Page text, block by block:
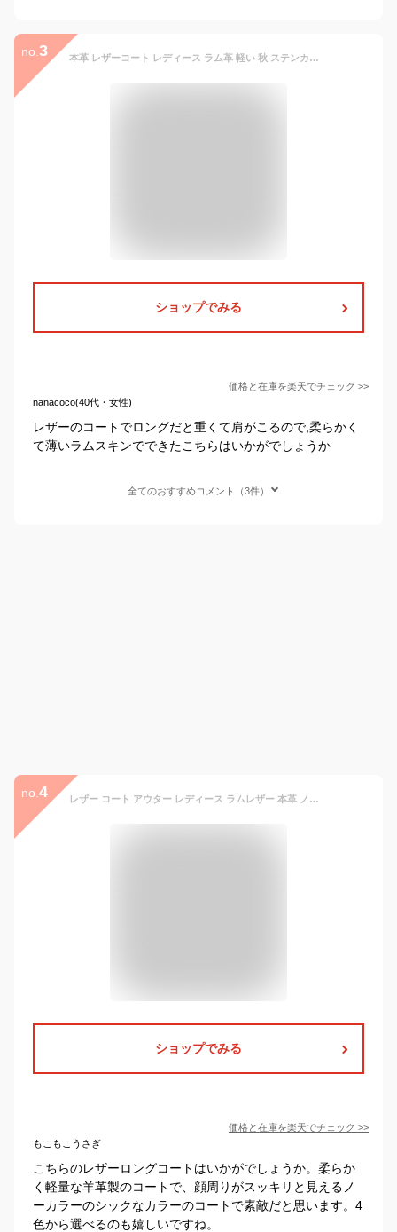
no. 3 本革 レザーコート レディース ラム革 軽い 秋 ステンカラー ロングコート カジュアル アウター 革コート 女性 大人 上品 ネイビー 7号 9号 11号 13号 レザー コート ステンカラーコート 革 ギフト プレゼント 6F (04000093r)
ショップでみる
価格と在庫を楽天でチェック >>
nanacoco(40代・女性)
レザーのコートでロングだと重くて肩がこるので,柔らかく
て薄いラムスキンでできたこちらはいかがでしょうか
全てのおすすめコメント（3件）
no. 4 レザー コート アウター レディース ラムレザー 本革 ノーカラー ロングコート 秋 冬 春 ブランド Filomo 女性 スプリングコート 上品 軽量 暖かい シンプル 春 秋 冬 おしゃれ 大人 母 羊革 ノーカラーコート レザーコート ギフト プレゼント 6F (04000085r)
ショップでみる
価格と在庫を楽天でチェック >>
もこもこうさぎ
こちらのレザーロングコートはいかがでしょうか。柔らか
く軽量な羊革製のコートで、顔周りがスッキリと見えるノ
ーカラーのシックなカラーのコートで素敵だと思います。4
色から選べるのも嬉しいですね。